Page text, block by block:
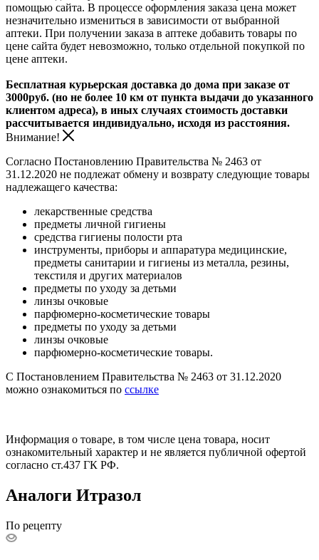
помощью сайта. В процессе оформления заказа цена может
незначительно измениться в зависимости от выбранной
аптеки. При получении заказа в аптеке добавить товары по
цене сайта будет невозможно, только отдельной покупкой по
цене аптеки.
Бесплатная курьерская доставка до дома при заказе от
3000руб. (но не более 10 км от пункта выдачи до указанного
клиентом адреса), в иных случаях стоимость доставки
рассчитывается индивидуально, исходя из расстояния.
Внимание!
Согласно Постановлению Правительства № 2463 от
31.12.2020 не подлежат обмену и возврату следующие товары
надлежащего качества:
лекарственные средства
предметы личной гигиены
средства гигиены полости рта
инструменты, приборы и аппаратура медицинские,
предметы санитарии и гигиены из металла, резины,
текстиля и других материалов
предметы по уходу за детьми
линзы очковые
парфюмерно-косметические товары
предметы по уходу за детьми
линзы очковые
парфюмерно-косметические товары.
С Постановлением Правительства № 2463 от 31.12.2020
можно ознакомиться по ссылке
Информация о товаре, в том числе цена товара, носит
ознакомительный характер и не является публичной офертой
согласно ст.437 ГК РФ.
Аналоги Итразол
По рецепту